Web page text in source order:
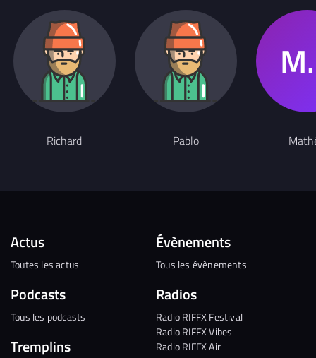
Richard Pablo
Actus
Toutes les actus
Podcasts
Tous les podcasts
Tremplins
Évènements
Tous les évènements
Radios
Radio RIFFX Festival
Radio RIFFX Vibes
Radio RIFFX Air